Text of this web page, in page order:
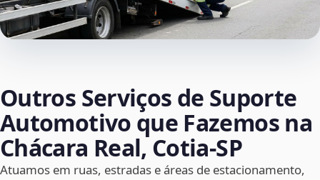
Outros Serviços de Suporte
Automotivo que Fazemos na
Chácara Real, Cotia‑SP
Atuamos em ruas, estradas e áreas de estacionamento,